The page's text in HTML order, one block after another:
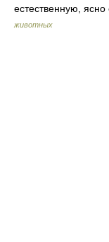
естественную,
животных